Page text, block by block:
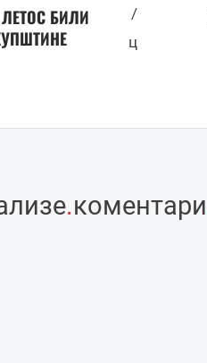
БИЛИ
/
ц
.коментари